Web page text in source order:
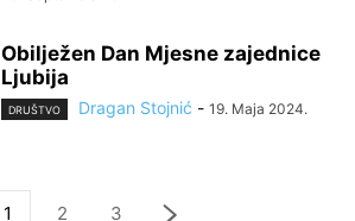
Obilježen Dan Mjesne zajednice
Ljubija
DRUŠTVO Dragan Stojnić - 19. Maja 2024.
1 2 3